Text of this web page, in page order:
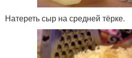
Натереть сыр на средней тёрке.